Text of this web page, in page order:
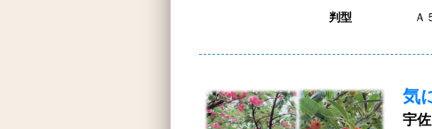
判型 Ａ
気
宇